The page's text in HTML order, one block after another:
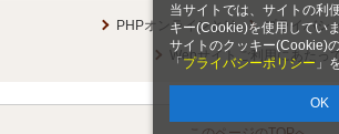
当サイトでは、サイトの利
キー(Cookie)を使用してい
サイトのクッキー(Cookie)
「 プライバシーポリシー 」
OK
PHPオンラインとは
プライバシ
Webサイトご利用にあたって